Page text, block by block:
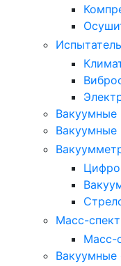
Вакуумные
Вакуумные
Масс-
Масс-
Вакуумные